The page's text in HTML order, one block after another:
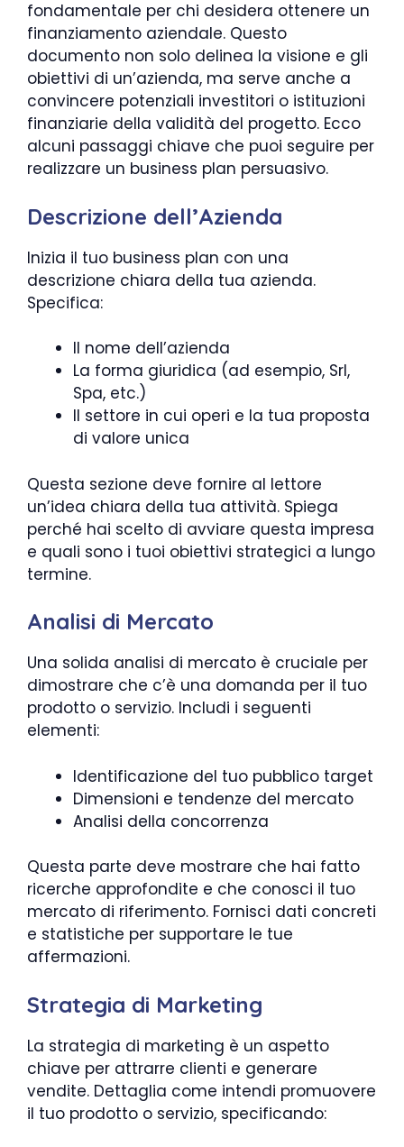
fondamentale per chi desidera ottenere un
finanziamento aziendale. Questo
documento non solo delinea la visione e gli
obiettivi di un’azienda, ma serve anche a
convincere potenziali investitori o istituzioni
finanziarie della validità del progetto. Ecco
alcuni passaggi chiave che puoi seguire per
realizzare un business plan persuasivo.
Descrizione dell’Azienda
Inizia il tuo business plan con una
descrizione chiara della tua azienda.
Specifica:
Il nome dell’azienda
La forma giuridica (ad esempio, Srl,
Spa, etc.)
Il settore in cui operi e la tua proposta
di valore unica
Questa sezione deve fornire al lettore
un’idea chiara della tua attività. Spiega
perché hai scelto di avviare questa impresa
e quali sono i tuoi obiettivi strategici a lungo
termine.
Analisi di Mercato
Una solida analisi di mercato è cruciale per
dimostrare che c’è una domanda per il tuo
prodotto o servizio. Includi i seguenti
elementi:
Identificazione del tuo pubblico target
Dimensioni e tendenze del mercato
Analisi della concorrenza
Questa parte deve mostrare che hai fatto
ricerche approfondite e che conosci il tuo
mercato di riferimento. Fornisci dati concreti
e statistiche per supportare le tue
affermazioni.
Strategia di Marketing
La strategia di marketing è un aspetto
chiave per attrarre clienti e generare
vendite. Dettaglia come intendi promuovere
il tuo prodotto o servizio, specificando: